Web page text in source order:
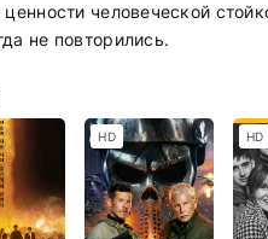
человеческой
не повторились.
HD HD